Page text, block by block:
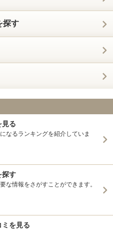
探す
見る
なるランキングを紹介していま
探す
な情報をさがすことができます。
ミを見る